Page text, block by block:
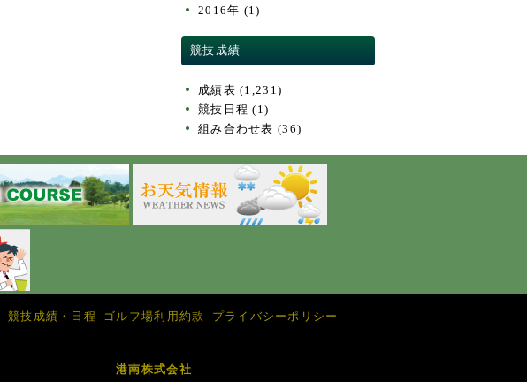
2016年 (1)
競技成績
成績表 (1,231)
競技日程 (1)
組み合わせ表 (36)
競技成績・日程 ゴルフ場利用約款
プライバシーポリシー
港南株式会社